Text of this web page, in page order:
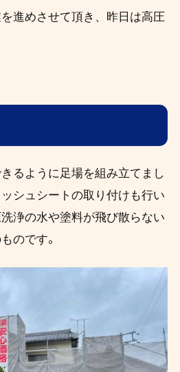
進めさせて頂き、 昨日は高圧
るように足場を組み立てまし
シュシートの取り付けも行い
浄の水や塗料が飛び散らない
のです。